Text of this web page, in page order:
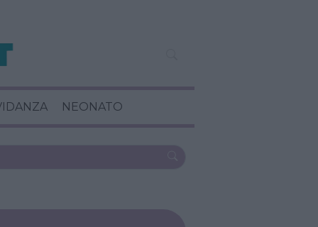
NEONATO